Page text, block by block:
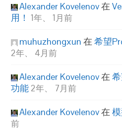
Alexander Kovelenov在
用！ 1年、 1月前
muhuzhongxun 在希望
2年、 4月前
Alexander Kovelenov在
功能 2年、 7月前
Alexander Kovelenov在
前